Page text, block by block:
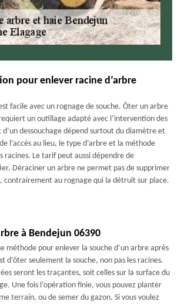
pour enlever racine d’arbre
facile avec un rognage de souche. Ôter un arbre
un outillage adapté avec l’intervention des
d’un dessouchage dépend surtout du diamètre et
l’accès au lieu, le type d’arbre et la méthode
racines. Le tarif peut aussi dépendre de
Déraciner un arbre ne permet pas de supprimer
contrairement au rognage qui la détruit sur place.
à Bendejun 06390
méthode pour enlever la souche d’un arbre après
d’ôter seulement la souche, non pas les racines.
seront les traçantes, soit celles sur la surface du
Une fois l’opération finie, vous pouvez planter
terrain, ou de semer du gazon. Si vous voulez